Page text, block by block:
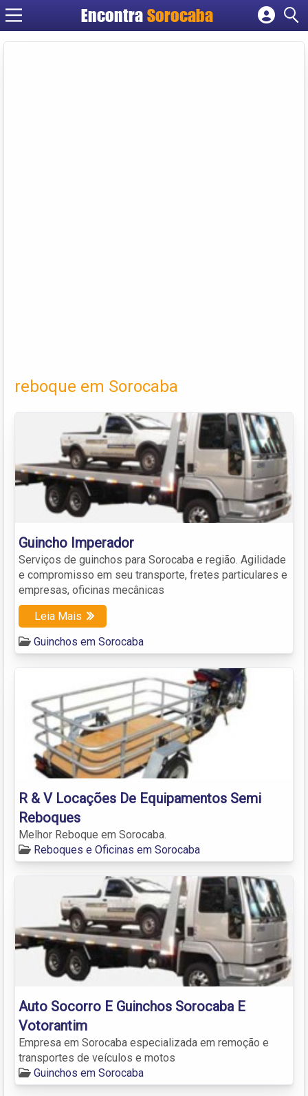
EncontraSorocaba
Cadastrar empresa
reboque em Sorocaba
Guincho Imperador
Serviços de guinchos para Sorocaba e região. Agilidade
e compromisso em seu transporte, fretes particulares e
empresas, oficinas mecânicas
Leia Mais
Guinchos em Sorocaba
R & V Locações De Equipamentos Semi
Reboques
Melhor Reboque em Sorocaba.
Reboques e Oficinas em Sorocaba
Auto Socorro E Guinchos Sorocaba E
Votorantim
Empresa em Sorocaba especializada em remoção e
transportes de veículos e motos
Guinchos em Sorocaba